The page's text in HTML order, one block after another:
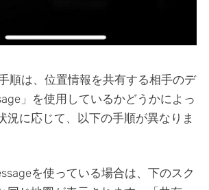
順は、位置情報を共有する相手のデ
」を使用しているかどうかによっ
況に応じて、以下の手順が異なりま
を使っている場合は、下のスク